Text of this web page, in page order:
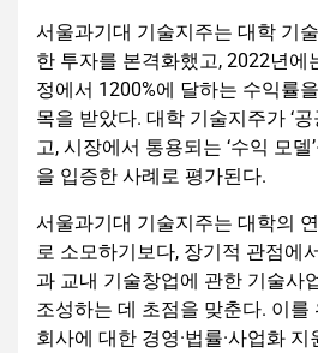
서울과기대 기술지주는 대학 기
한 투자를 본격화했고, 2022년에
정에서 1200%에 달하는 수익률
목을 받았다. 대학 기술지주가 ‘
고, 시장에서 통용되는 ‘수익 모델
을 입증한 사례로 평가된다.
서울과기대 기술지주는 대학의
로 소모하기보다, 장기적 관점에
과 교내 기술창업에 관한 기술사
조성하는 데 초점을 맞춘다. 이
회사에 대한 경영·법률·사업화